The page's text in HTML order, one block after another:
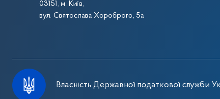
03151, м. Київ,
вул. Святослава Хороброго, 5а
Власність Державної податкової служби